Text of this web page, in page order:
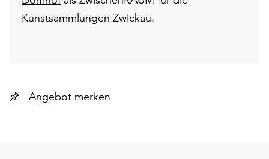
Kunstsammlungen Zwickau.
Angebot merken